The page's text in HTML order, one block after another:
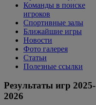
Команды в поиске
игроков
Спортивные залы
Ближайшие игры
Новости
Фото галерея
Статьи
Полезные ссылки
Результаты игр 2025-
2026